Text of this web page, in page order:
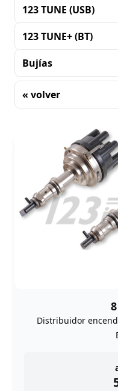
123 TUNE (USB)
123 TUNE+ (BT)
Bujías
« volver
Distribuidor